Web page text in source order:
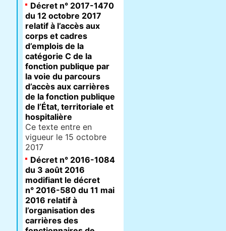
Décret n° 2017-1470
du 12 octobre 2017
relatif à l’accès aux
corps et cadres
d’emplois de la
catégorie C de la
fonction publique par
la voie du parcours
d’accès aux carrières
de la fonction publique
de l’État, territoriale et
hospitalière
Ce texte entre en
vigueur le 15 octobre
2017
Décret n° 2016-1084
du 3 août 2016
modifiant le décret
n° 2016-580 du 11 mai
2016 relatif à
l’organisation des
carrières des